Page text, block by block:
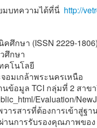
มบทความได้ที่นี่ http://
ศึกษา (ISSN 2229-1806)
ศึกษา
คโนโลยี
อมเกล้าพระนครเหนือ
นข้อมูล TCI กลุ่มที่ 2 สาข
Evaluation/
รสารที่ต้องการเข้าสู่ฐา
านการรับรองคุณภาพขอ